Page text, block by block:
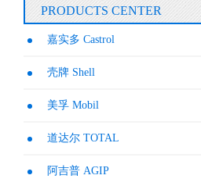
PRODUCTS CENTER
嘉实多 Castrol
壳牌 Shell
美孚 Mobil
道达尔 TOTAL
阿吉普 AGIP